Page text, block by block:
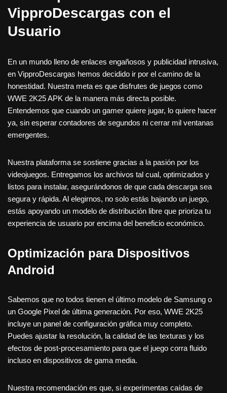
VipproDescargas con el
Usuario
En un mundo lleno de enlaces engañosos y publicidad intrusiva,
en VipproDescargas hemos decidido ir por el camino de la
honestidad. Nuestra meta es que disfrutes de juegos como
WWE 2K25 APK de la manera más directa posible.
Entendemos que cuando un gamer quiere jugar, lo quiere hacer
ya, sin esperar contadores de segundos ni cerrar mil ventanas
emergentes.
Nuestra plataforma se sostiene gracias a la pasión por los
videojuegos. Entregamos los archivos tal cual, optimizados y
listos para instalar, asegurándonos de que cada descarga sea
segura y rápida. Al elegirnos, no solo estás bajando un juego,
estás apoyando un modelo de distribución libre que prioriza tu
experiencia de usuario por encima del beneficio económico.
Optimización para Dispositivos
Android
Sabemos que no todos tienen el último modelo de Samsung o
un Google Pixel de última generación. Por eso, WWE 2K25
incluye un panel de configuración gráfica muy completo.
Puedes ajustar la resolución, la calidad de las texturas y los
efectos de post-procesamiento para que el juego corra fluido
incluso en dispositivos de gama media.
Nuestra recomendación es que, si experimentas caídas de